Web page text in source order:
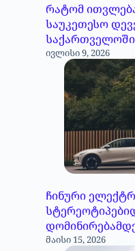
რატომ
საუკეთესო
ივლისი 9, 2026
ჩინური
მაისი 15, 2026